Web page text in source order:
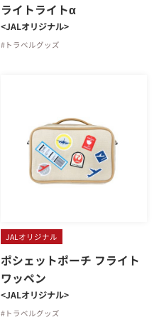
ライトライトα
<JALオリジナル>
#トラベルグッズ
JALオリジナル
ポシェットポーチ フライト
ワッペン
<JALオリジナル>
#トラベルグッズ